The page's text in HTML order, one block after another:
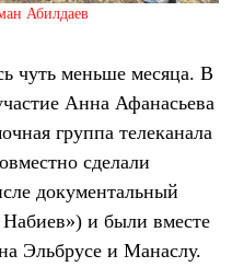
Абилдаев
чуть меньше месяца. В
Анна Афанасьева
группа телеканала
сделали
документальный
и были вместе
Эльбрусе и Манаслу.